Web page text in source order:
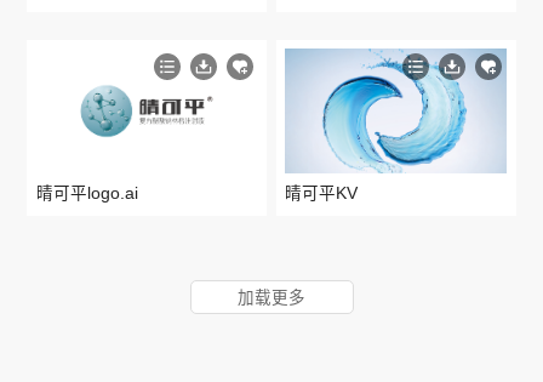
晴可平logo.ai 晴可平KV
加载更多